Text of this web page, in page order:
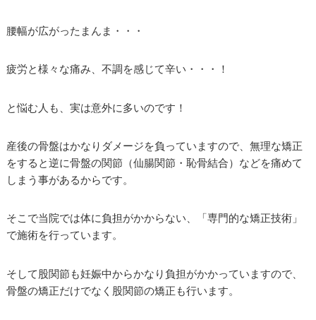
腰幅が広がったまんま・・・
疲労と様々な痛み、不調を感じて辛い・・・！
と悩む人も、実は意外に多いのです！
産後の骨盤はかなりダメージを負っていますので、無理な矯正
をすると逆に骨盤の関節（仙腸関節・恥骨結合）などを痛めて
しまう事があるからです。
そこで当院では体に負担がかからない、「専門的な矯正技術」
で施術を行っています。
そして股関節も妊娠中からかなり負担がかかっていますので、
骨盤の矯正だけでなく股関節の矯正も行います。